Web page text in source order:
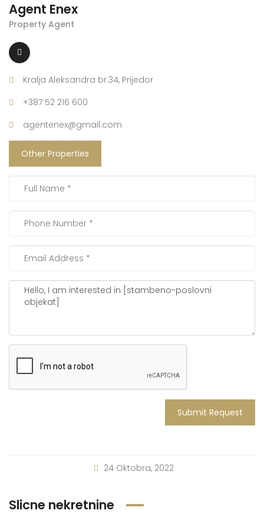
Agent Enex
Property Agent
Kralja Aleksandra br.34, Prijedor
+387 52 216 600
agentenex@gmail.com
Other Properties
Submit Request
24 Oktobra, 2022
Slicne nekretnine